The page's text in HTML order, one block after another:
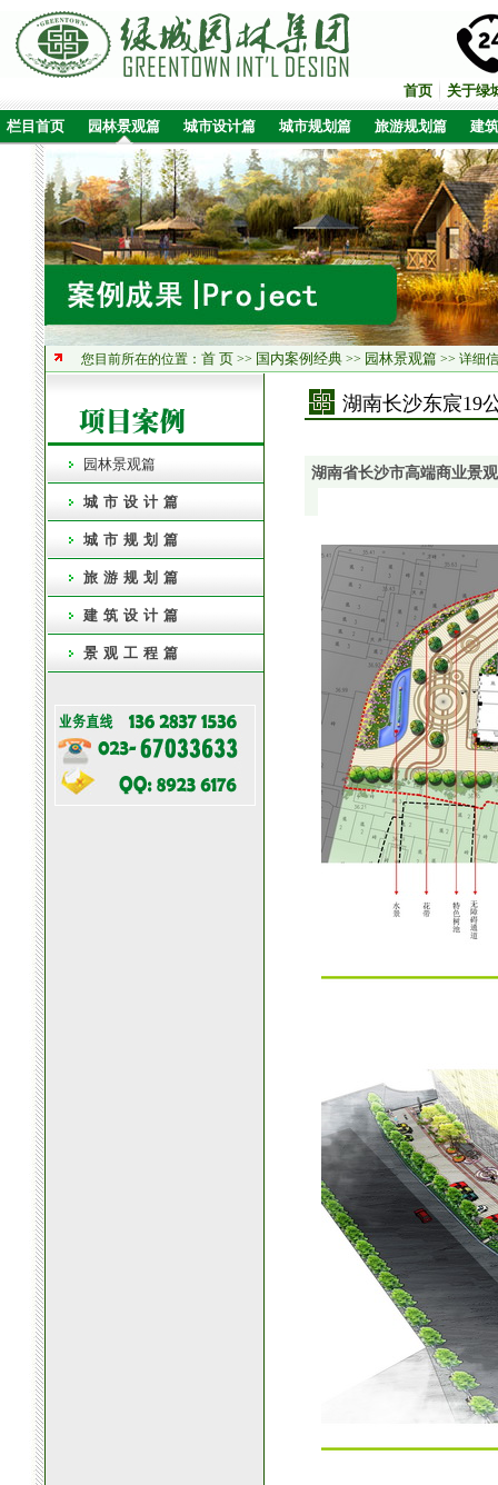
首页 关于绿
栏目首页 园林景观篇 城市设计篇 城市规划篇 旅游规划篇 建
您目前所在的位置： 首 页 >> 国内案例经典 >> 园林景观篇 >> 详细
园林景观篇
城市设计篇
城市规划篇
旅游规划篇
建筑设计篇
景观工程篇
湖南长沙东宸19
湖南省长沙市高端商业景